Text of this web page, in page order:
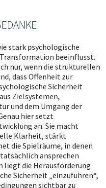
stark psychologische
beeinflusst.
nur, wenn die strukturellen
dass Offenheit zur
Sicherheit
Zielsystemen,
und dem Umgang der
hier setzt
an. Sie macht
Klarheit, stärkt
die Spielräume, in denen
ansprechen
liegt die Herausforderung
Sicherheit „einzuführen“,
sichtbar zu